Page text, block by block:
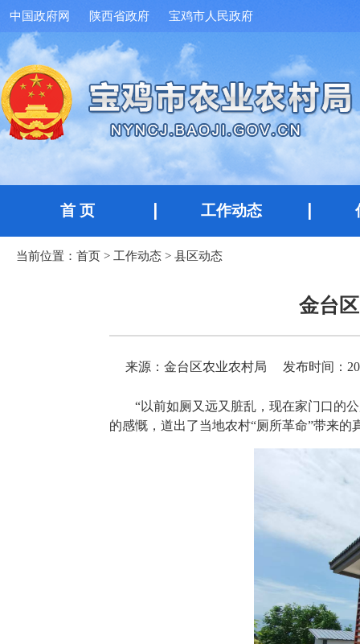
中国政府网 陕西省政府 宝鸡市人民政府
首 页 工作动态
当前位置： 首页 > 工作动态 > 县区动态
金台
来源：金台区农业农村局 发布时间：
“以前如厕又远又脏乱，现在家门口的
的感慨，道出了当地农村“厕所革命”带来